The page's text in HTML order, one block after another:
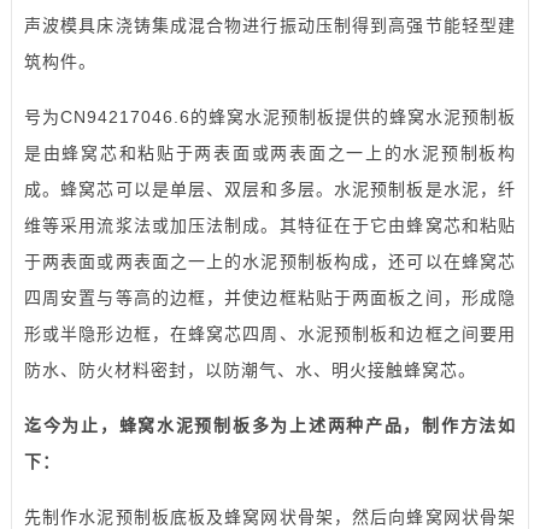
声波模具床浇铸集成混合物进行振动压制得到高强节能轻型建
筑构件。
号为CN94217046.6的蜂窝水泥预制板提供的蜂窝水泥预制板
是由蜂窝芯和粘贴于两表面或两表面之一上的水泥预制板构
成。蜂窝芯可以是单层、双层和多层。水泥预制板是水泥，纤
维等采用流浆法或加压法制成。其特征在于它由蜂窝芯和粘贴
于两表面或两表面之一上的水泥预制板构成，还可以在蜂窝芯
四周安置与等高的边框，并使边框粘贴于两面板之间，形成隐
形或半隐形边框，在蜂窝芯四周、水泥预制板和边框之间要用
防水、防火材料密封，以防潮气、水、明火接触蜂窝芯。
迄今为止，蜂窝水泥预制板多为上述两种产品，制作方法如
下：
先制作水泥预制板底板及蜂窝网状骨架，然后向蜂窝网状骨架